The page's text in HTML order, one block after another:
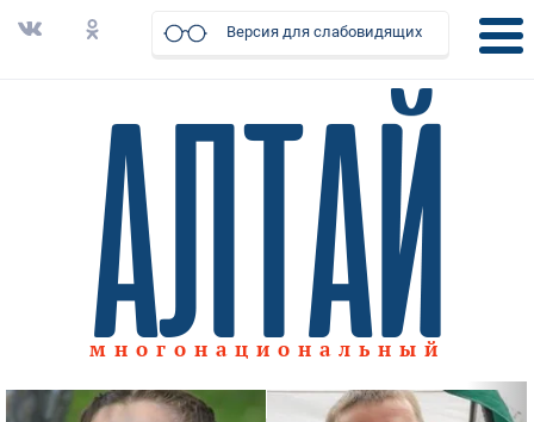
Версия для слабовидящих
многонациональный